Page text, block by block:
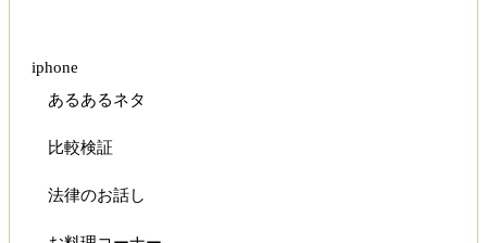
iphone
あるあるネタ
比較検証
法律のお話し